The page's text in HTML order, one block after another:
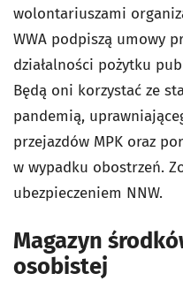
wolontariuszami
WWA podpiszą umowy
działalności pożytku
Będą oni korzystać ze
pandemią,
przejazdów MPK oraz
w wypadku obostrzeń.
ubezpieczeniem NNW.
Magazyn
osobistej